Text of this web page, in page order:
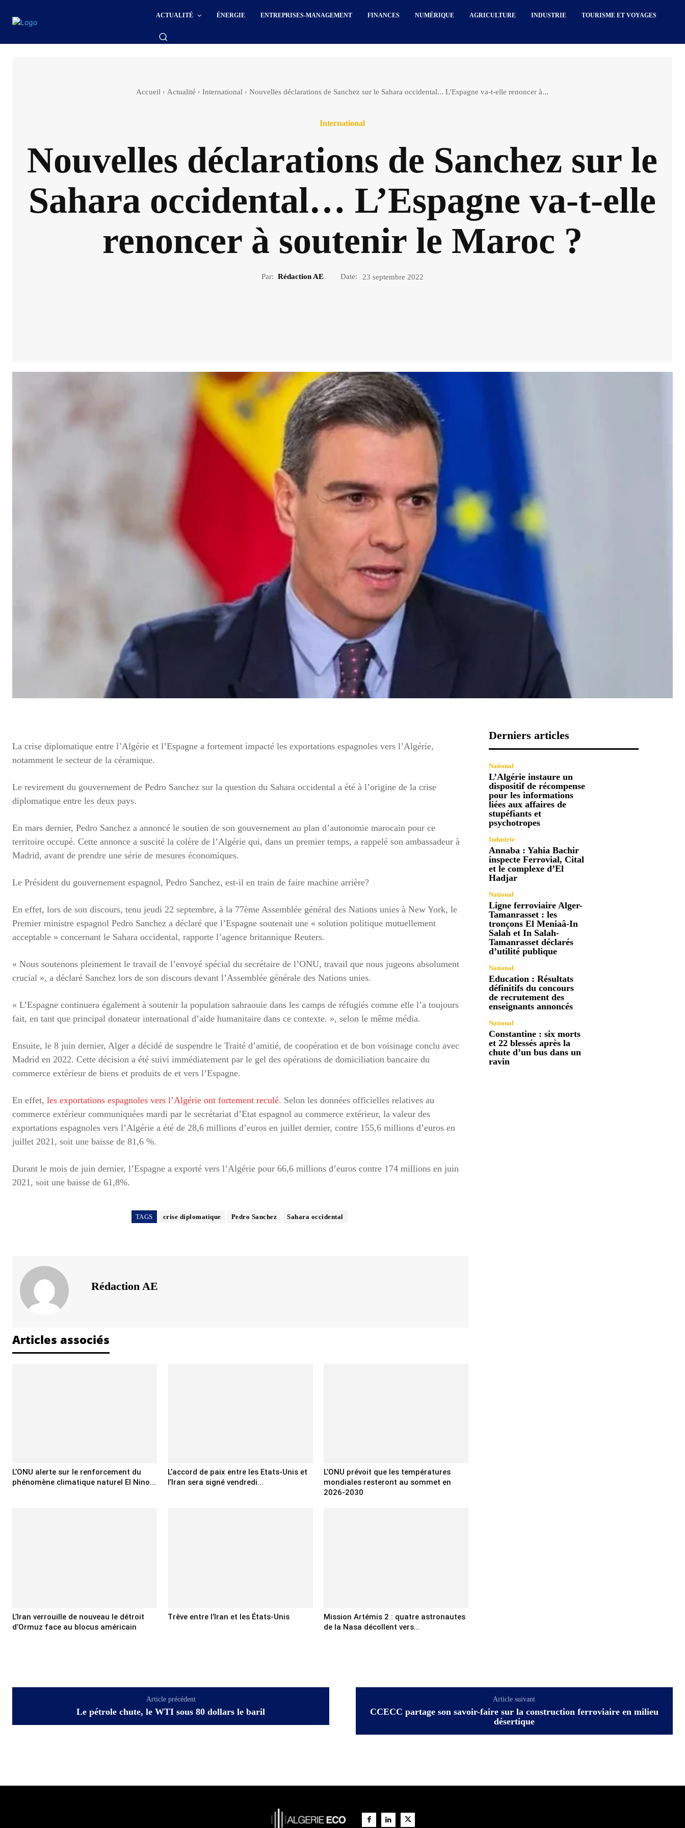
ACTUALITÉ ÉNERGIE ENTREPRISES-MANAGEMENT FINANCES NUMÉRIQUE AGRICULTURE INDUSTRIE TOURISME ET VOYAGES
Accueil Actualité International Nouvelles déclarations de Sanchez sur le Sahara occidental... L'Espagne va-t-elle renoncer à...
International
Nouvelles déclarations de Sanchez sur le
Sahara occidental… L’Espagne va-t-elle
renoncer à soutenir le Maroc ?
Par: Rédaction AE Date: 23 septembre 2022
La crise diplomatique entre l’Algérie et l’Espagne a fortement impacté les exportations espagnoles vers l’Algérie,
notamment le secteur de la céramique.
Le revirement du gouvernement de Pedro Sanchez sur la question du Sahara occidental a été à l’origine de la crise
diplomatique entre les deux pays.
En mars dernier, Pedro Sanchez a annoncé le soutien de son gouvernement au plan d’autonomie marocain pour ce
territoire occupé. Cette annonce a suscité la colère de l’Algérie qui, dans un premier temps, a rappelé son ambassadeur à
Madrid, avant de prendre une série de mesures économiques.
Le Président du gouvernement espagnol, Pedro Sanchez, est-il en train de faire machine arrière?
En effet, lors de son discours, tenu jeudi 22 septembre, à la 77ème Assemblée général des Nations unies à New York, le
Premier ministre espagnol Pedro Sanchez a déclaré que l’Espagne soutenait une « solution politique mutuellement
acceptable » concernant le Sahara occidental, rapporte l’agence britannique Reuters.
« Nous soutenons pleinement le travail de l’envoyé spécial du secrétaire de l’ONU, travail que nous jugeons absolument
crucial », a déclaré Sanchez lors de son discours devant l’Assemblée générale des Nations unies.
« L’Espagne continuera également à soutenir la population sahraouie dans les camps de réfugiés comme elle l’a toujours
fait, en tant que principal donateur international d’aide humanitaire dans ce contexte. », selon le même média.
Ensuite, le 8 juin dernier, Alger a décidé de suspendre le Traité d’amitié, de coopération et de bon voisinage conclu avec
Madrid en 2022. Cette décision a été suivi immédiatement par le gel des opérations de domiciliation bancaire du
commerce extérieur de biens et produits de et vers l’Espagne.
En effet, les exportations espagnoles vers l’Algérie ont fortement reculé. Selon les données officielles relatives au
commerce extérieur communiquées mardi par le secrétariat d’Etat espagnol au commerce extérieur, la valeur des
exportations espagnoles vers l’Algérie a été de 28,6 millions d’euros en juillet dernier, contre 155,6 millions d’euros en
juillet 2021, soit une baisse de 81,6 %.
Durant le mois de juin dernier, l’Espagne a exporté vers l’Algérie pour 66,6 millions d’euros contre 174 millions en juin
2021, soit une baisse de 61,8%.
TAGS crise diplomatique Pedro Sanchez Sahara occidental
Rédaction AE
Articles associés
L’ONU alerte sur le renforcement du
phénomène climatique naturel El Nino...
L’accord de paix entre les Etats-Unis et
l’Iran sera signé vendredi...
L’ONU prévoit que les températures
mondiales resteront au sommet en
2026-2030
L’Iran verrouille de nouveau le détroit
d’Ormuz face au blocus américain
Trêve entre l’Iran et les États-Unis
Mission Artémis 2 : quatre astronautes
de la Nasa décollent vers...
Derniers articles
National
L’Algérie instaure un
dispositif de récompense
pour les informations
liées aux affaires de
stupéfiants et
psychotropes
Industrie
Annaba : Yahia Bachir
inspecte Ferrovial, Cital
et le complexe d’El
Hadjar
National
Ligne ferroviaire Alger-
Tamanrasset : les
tronçons El Meniaâ-In
Salah et In Salah-
Tamanrasset déclarés
d’utilité publique
National
Education : Résultats
définitifs du concours
de recrutement des
enseignants annoncés
National
Constantine : six morts
et 22 blessés après la
chute d’un bus dans un
ravin
Article précédent
Le pétrole chute, le WTI sous 80 dollars le baril
Article suivant
CCECC partage son savoir-faire sur la construction ferroviaire en milieu
désertique